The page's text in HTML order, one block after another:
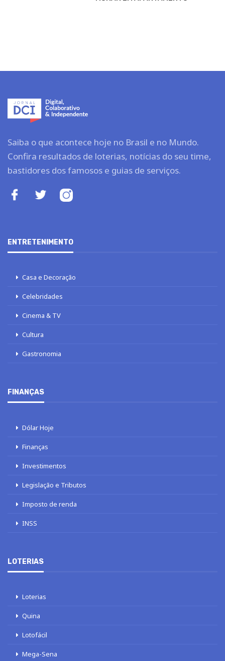
Saiba o que acontece hoje no Brasil e no Mundo.
Confira resultados de loterias, notícias do seu time,
bastidores dos famosos e guias de serviços.
ENTRETENIMENTO
Casa e Decoração
Celebridades
Cinema & TV
Cultura
Gastronomia
FINANÇAS
Dólar Hoje
Finanças
Investimentos
Legislação e Tributos
Imposto de renda
INSS
LOTERIAS
Loterias
Quina
Lotofácil
Mega-Sena